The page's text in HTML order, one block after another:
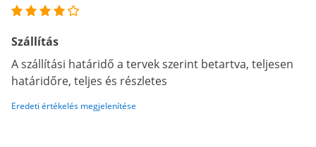
Szállítás
A szállítási határidő a tervek szerint betartva, teljesen
határidőre, teljes és részletes
Eredeti értékelés megjelenítése